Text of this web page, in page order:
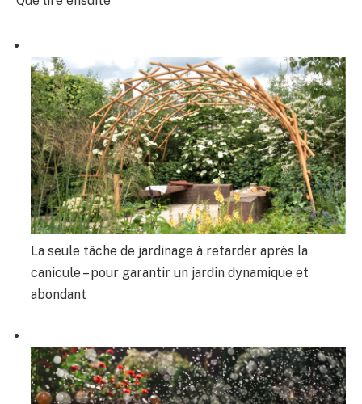
La seule tâche de jardinage à retarder après la
canicule – pour garantir un jardin dynamique et
abondant